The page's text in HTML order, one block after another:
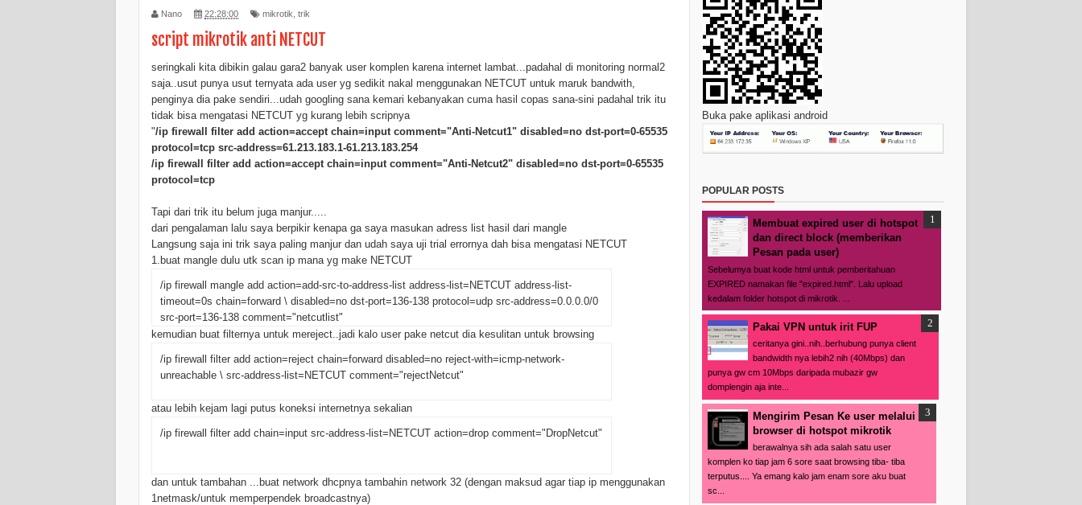
Nano 22:28:00 mikrotik trik
script mikrotik anti NETCUT
seringkali kita dibikin galau gara2 banyak user komplen karena internet lambat...padahal di monitoring normal2
saja..usut punya usut ternyata ada user yg sedikit nakal menggunakan NETCUT untuk maruk bandwith,
penginya dia pake sendiri...udah googling sana kemari kebanyakan cuma hasil copas sana-sini padahal trik itu
tidak bisa mengatasi NETCUT yg kurang lebih scripnya
"/ip firewall filter add action=accept chain=input comment="Anti-Netcut1" disabled=no dst-port=0-65535
protocol=tcp src-address=61.213.183.1-61.213.183.254
/ip firewall filter add action=accept chain=input comment="Anti-Netcut2" disabled=no dst-port=0-65535
protocol=tcp
Tapi dari trik itu belum juga manjur.....
dari pengalaman lalu saya berpikir kenapa ga saya masukan adress list hasil dari mangle
Langsung saja ini trik saya paling manjur dan udah saya uji trial errornya dah bisa mengatasi NETCUT
1.buat mangle dulu utk scan ip mana yg make NETCUT
/ip firewall mangle add action=add-src-to-address-list address-list=NETCUT address-list-
timeout=0s chain=forward \ disabled=no dst-port=136-138 protocol=udp src-address=0.0.0.0/0
src-port=136-138 comment="netcutlist"
kemudian buat filternya untuk mereject..jadi kalo user pake netcut dia kesulitan untuk browsing
/ip firewall filter add action=reject chain=forward disabled=no reject-with=icmp-network-
unreachable \ src-address-list=NETCUT comment="rejectNetcut"
atau lebih kejam lagi putus koneksi internetnya sekalian
/ip firewall filter add chain=input src-address-list=NETCUT action=drop comment="DropNetcut"
dan untuk tambahan ...buat network dhcpnya tambahin network 32 (dengan maksud agar tiap ip menggunakan
1netmask/untuk memperpendek broadcastnya)
Buka pake aplikasi android
POPULAR POSTS
Membuat expired user di hotspot
dan direct block (memberikan
Pesan pada user)
Sebelumya buat kode html untuk pemberitahuan
EXPIRED namakan file "expired.html". Lalu upload
kedalam folder hotspot di mikrotik. ...
Pakai VPN untuk irit FUP
ceritanya gini..nih..berhubung punya client
bandwidth nya lebih2 nih (40Mbps) dan
punya gw cm 10Mbps daripada mubazir gw
domplengin aja inte...
Mengirim Pesan Ke user melalui
browser di hotspot mikrotik
berawalnya sih ada salah satu user
komplen ko tiap jam 6 sore saat browsing tiba- tiba
terputus.... Ya emang kalo jam enam sore aku buat
sc...